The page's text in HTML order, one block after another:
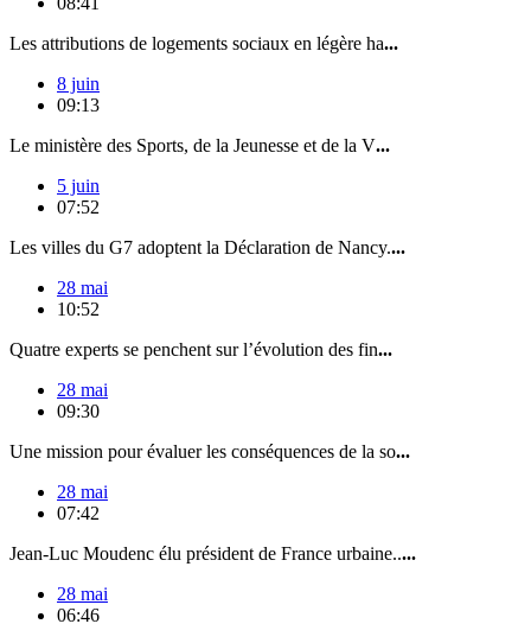
Les attributions de logements sociaux en légère ha...
8 juin
09:13
Le ministère des Sports, de la Jeunesse et de la V...
5 juin
07:52
Les villes du G7 adoptent la Déclaration de Nancy....
28 mai
10:52
Quatre experts se penchent sur l’évolution des fin...
28 mai
09:30
Une mission pour évaluer les conséquences de la so...
28 mai
07:42
Jean-Luc Moudenc élu président de France urbaine.....
28 mai
06:46